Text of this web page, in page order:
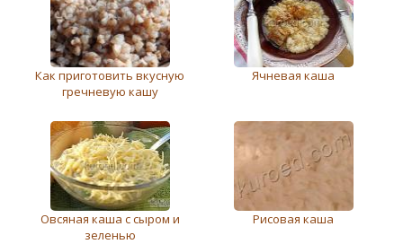
Как приготовить вкусную
гречневую кашу
Ячневая каша
Овсяная каша с сыром и
зеленью
Рисовая каша